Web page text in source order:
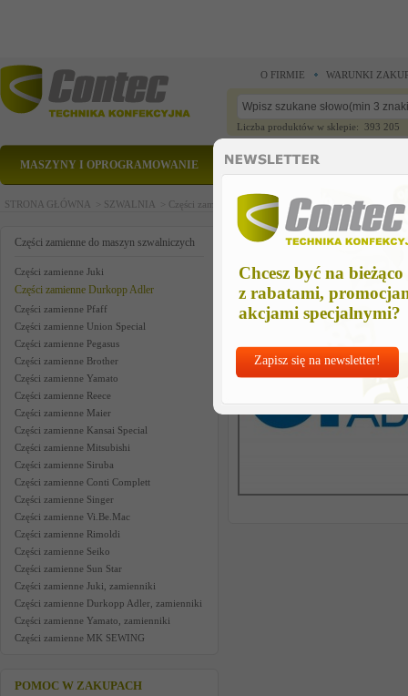
Chcesz być na bieżąco
z rabatami,
akcjami specjalnymi?
Zapisz się na newsletter!
O FIRMIE WARUNKI
Liczba produktów w sklepie: 393 205
MASZYNY I OPROGRAMOWANIE CZĘŚCI ZAMIENNE
STRONA GŁÓWNA > SZWALNIA > Części zamienne do maszyn szwalniczych >Części
Części zamienne do maszyn szwalniczych
Części zamienne Juki
Części zamienne Durkopp Adler
Części zamienne Pfaff
Części zamienne Union Special
Części zamienne Pegasus
Części zamienne Brother
Części zamienne Yamato
Części zamienne Reece
Części zamienne Maier
Części zamienne Kansai Special
Części zamienne Mitsubishi
Części zamienne Siruba
Części zamienne Conti Complett
Części zamienne Singer
Części zamienne Vi.Be.Mac
Części zamienne Rimoldi
Części zamienne Seiko
Części zamienne Sun Star
Części zamienne Juki, zamienniki
Części zamienne Durkopp Adler, zamienniki
Części zamienne Yamato, zamienniki
Części zamienne MK SEWING
POMOC W ZAKUPACH
suction device